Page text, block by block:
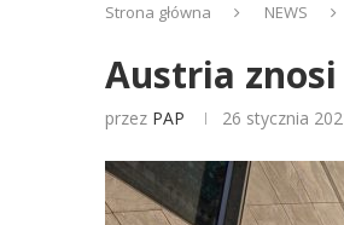
Strona główna NEWS
Austria
przez PAP 26 stycznia